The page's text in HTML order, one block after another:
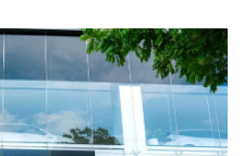
cho cuộc sống hiện đại.